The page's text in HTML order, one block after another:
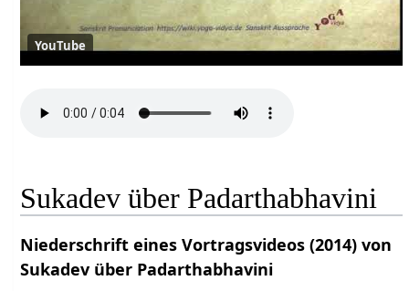
YouTube
Sukadev über Padarthabhavini
Niederschrift eines Vortragsvideos (2014) von
Sukadev über Padarthabhavini